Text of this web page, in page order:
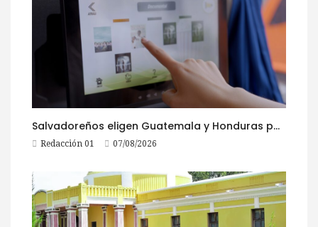
Salvadoreños eligen Guatemala y Honduras para viajar durante las Fiestas Agostinas
Redacción 01 07/08/2026